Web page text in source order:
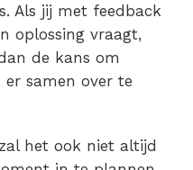
Als jij met feedback
oplossing vraagt,
de kans om
samen over te
het ook niet altijd